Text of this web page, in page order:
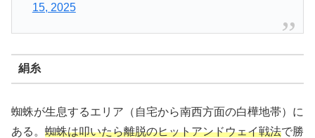
15, 2025
絹糸
蜘蛛が生息するエリア（自宅から南西方面の白樺地帯）に
ある。 蜘蛛は叩いたら離脱のヒットアンドウェイ戦法で勝